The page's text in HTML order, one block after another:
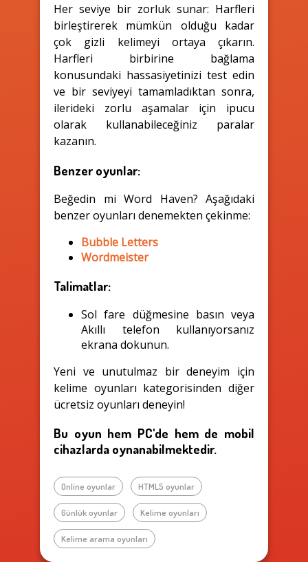
Her seviye bir zorluk sunar: Harfleri
birleştirerek mümkün olduğu kadar
çok gizli kelimeyi ortaya çıkarın.
Harfleri birbirine bağlama
konusundaki hassasiyetinizi test edin
ve bir seviyeyi tamamladıktan sonra,
ilerideki zorlu aşamalar için ipucu
olarak kullanabileceğiniz paralar
kazanın.
Benzer oyunlar:
Beğedin mi Word Haven? Aşağıdaki
benzer oyunları denemekten çekinme:
Bubble Letters
Wordmeister
Talimatlar:
Sol fare düğmesine basın veya
Akıllı telefon kullanıyorsanız
ekrana dokunun.
Yeni ve unutulmaz bir deneyim için
kelime oyunları kategorisinden diğer
ücretsiz oyunları deneyin!
Bu oyun hem PC'de hem de mobil
cihazlarda oynanabilmektedir.
Online oyunlar HTML5 oyunlar
Günlük oyunlar Kelime oyunları
Kelime arama oyunları